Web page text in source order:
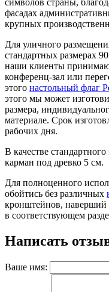
8 июня, День социального
День медицинского
(третье воскресенье июня)
22 июня, День памяти и
Выпускной для школ и
29 июня, День партизан и
подпольщиков
8 июля, День Семьи Любви и
День рыбака (второе
День ВМФ (последнее
28 июля, День Крещения
2 августа, День ВДВ
символов страны,
фасадах
крупных
Для уличного
стандартных размерах
наши клиенты
конференц-зал или
этого настольный флаг
этого мы может
размера,
материале. Срок
рабочих дня.
В качестве
карман под древко 5 см.
Для полноценного
обойтись без различных
кронштейнов, наверший
в соответствующем
Написать
Ваше имя: